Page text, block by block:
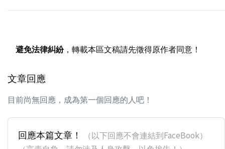
避免法律糾紛，轉載本區文稿請先徵得原作者同意！
文章回應
目前尚無回應，成為第一個回應的人吧！
回應本篇文章！
（以下回應不會連結到FaceBook）